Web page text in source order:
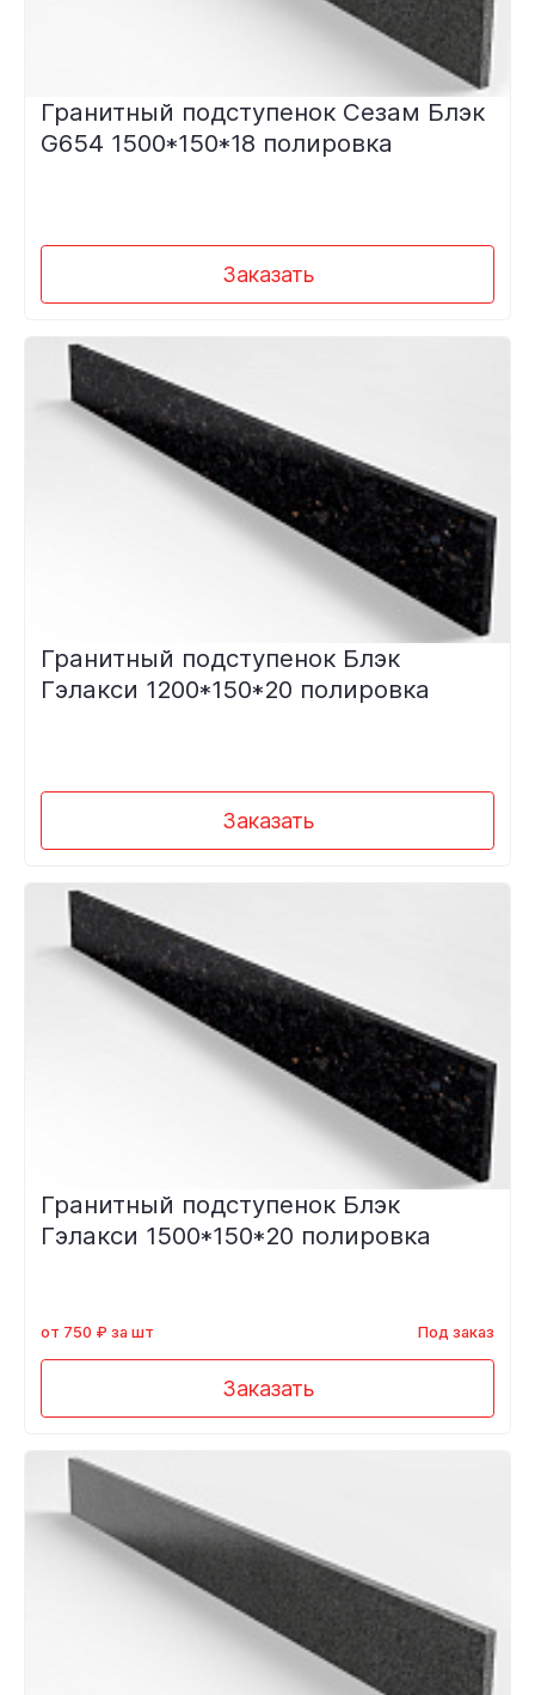
Гранитный подступенок Сезам Блэк
G654 1500*150*18 полировка
Заказать
Гранитный подступенок Блэк
Гэлакси 1200*150*20 полировка
Заказать
Гранитный подступенок Блэк
Гэлакси 1500*150*20 полировка
от 750 ₽ за шт Под заказ
Заказать